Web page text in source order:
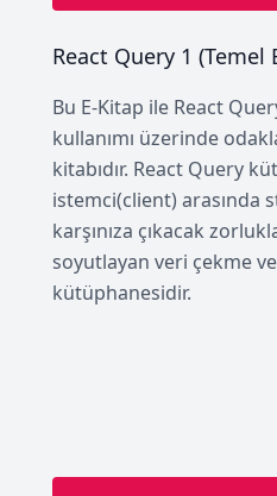
React Query 1 (Temel
Bu E-Kitap ile React
kullanımı üzerinde
kitabıdır. React Query
istemci(client) arasında
karşınıza çıkacak
soyutlayan veri çekme
kütüphanesidir.